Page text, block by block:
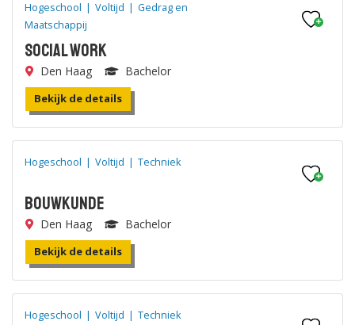
Hogeschool | Voltijd | Gedrag en
Maatschappij
Social Work
Den Haag Bachelor
Bekijk de details
Hogeschool | Voltijd | Techniek
Bouwkunde
Den Haag Bachelor
Bekijk de details
Hogeschool | Voltijd | Techniek